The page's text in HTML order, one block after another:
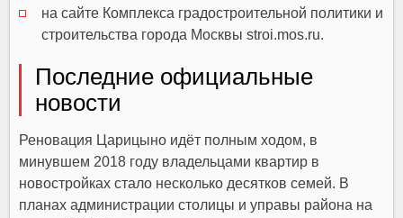
на сайте Комплекса градостроительной политики и
строительства города Москвы stroi.mos.ru.
Последние официальные
новости
Реновация Царицыно идёт полным ходом, в
минувшем 2018 году владельцами квартир в
новостройках стало несколько десятков семей. В
планах администрации столицы и управы района на